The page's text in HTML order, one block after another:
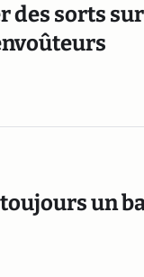
des sorts
un